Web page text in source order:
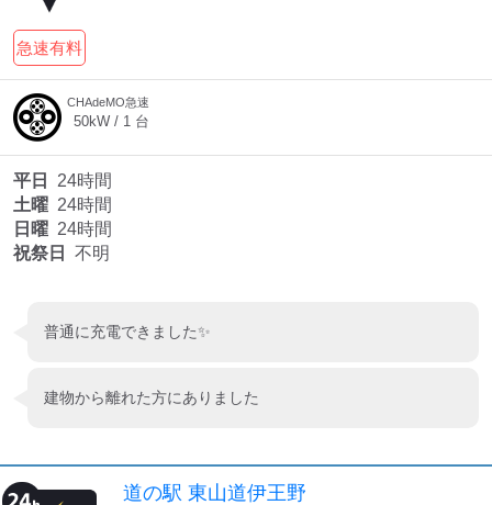
急速有料
CHAdeMO急速
50kW / 1 台
平日
24時間
土曜 24時間
日曜 24時間
祝祭日
不明
普通に充電できました✨
建物から離れた方にありました
道の駅 東山道伊王野